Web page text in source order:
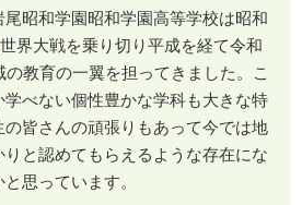
昭和学園昭和学園高等学校は昭和
界大戦を乗り切り平成を経て令和
教育の一翼を担ってきました。こ
べない個性豊かな学科も大きな特
皆さんの頑張りもあって今では地
と認めてもらえるような存在にな
思っています。